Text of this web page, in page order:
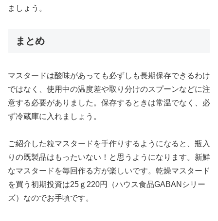
ましょう。
まとめ
マスタードは酸味があっても必ずしも長期保存できるわけ
ではなく、使用中の温度差や取り分けのスプーンなどに注
意する必要がありました。保存するときは常温でなく、必
ず冷蔵庫に入れましょう。
ご紹介した粒マスタードを手作りするようになると、瓶入
りの既製品はもったいない！と思うようになります。新鮮
なマスタードを毎回作る方が楽しいです。乾燥マスタード
を買う初期投資は25ｇ220円（ハウス食品GABANシリー
ズ）なのでお手頃です。